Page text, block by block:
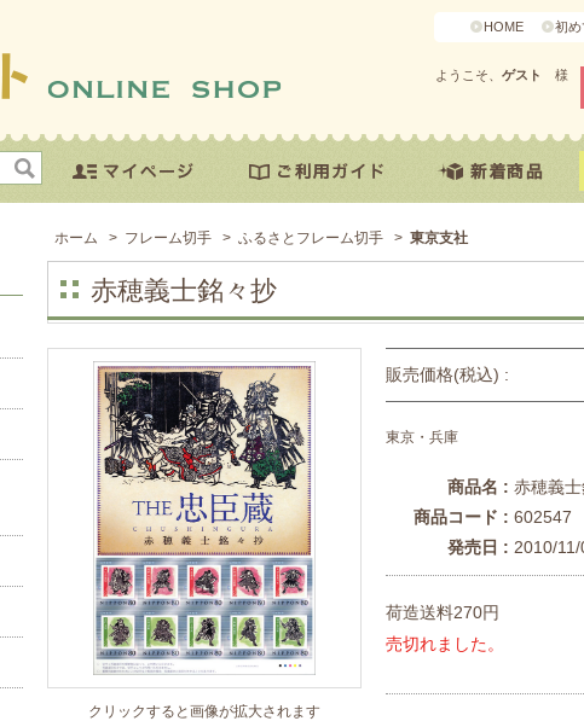
HOME 初め
ようこそ、 ゲスト 様
ホーム > フレーム切手 > ふるさとフレーム切手 > 東京支社
赤穂義士銘々抄
クリックすると画像が拡大されます
販売価格(税込) :
東京・兵庫
商品名 : 赤穂義
商品コード : 602547
発売日 : 2010/
荷造送料270円
売切れました。